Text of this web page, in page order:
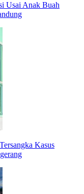
Usai Anak Buah
Kasus